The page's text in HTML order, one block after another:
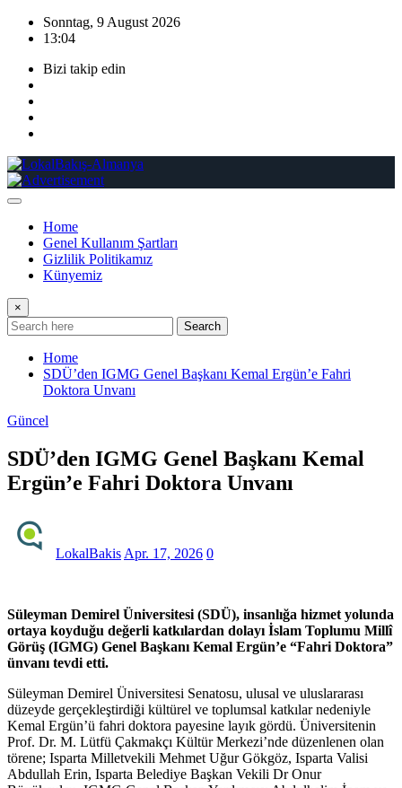
Skip
Sonntag, 9 August 2026
13:04
Bizi takip edin
Home
Genel Kullanım Şartları
Gizlilik Politikamız
Künyemiz
×
Search
Home
SDÜ’den IGMG Genel Başkanı Kemal Ergün’e Fahri
Doktora Unvanı
Güncel
SDÜ’den IGMG Genel Başkanı Kemal
Ergün’e Fahri Doktora Unvanı
LokalBakis Apr. 17, 2026 0
Süleyman Demirel Üniversitesi (SDÜ), insanlığa hizmet yolunda
ortaya koyduğu değerli katkılardan dolayı İslam Toplumu Millî
Görüş (IGMG) Genel Başkanı Kemal Ergün’e “Fahri Doktora”
ünvanı tevdi etti.
Süleyman Demirel Üniversitesi Senatosu, ulusal ve uluslararası
düzeyde gerçekleştirdiği kültürel ve toplumsal katkılar nedeniyle
Kemal Ergün’ü fahri doktora payesine layık gördü. Üniversitenin
Prof. Dr. M. Lütfü Çakmakçı Kültür Merkezi’nde düzenlenen olan
törene; Isparta Milletvekili Mehmet Uğur Gökgöz, Isparta Valisi
Abdullah Erin, Isparta Belediye Başkan Vekili Dr Onur